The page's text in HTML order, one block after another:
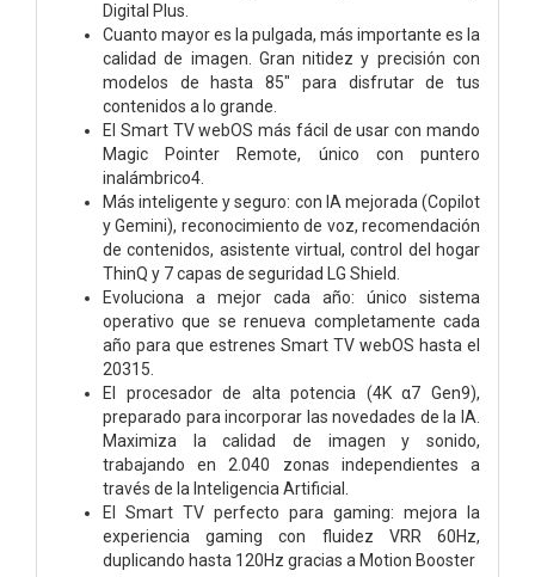
Digital Plus.
Cuanto mayor es la pulgada, más importante es la
calidad de imagen. Gran nitidez y precisión con
modelos de hasta 85" para disfrutar de tus
contenidos a lo grande.
El Smart TV webOS más fácil de usar con mando
Magic Pointer Remote, único con puntero
inalámbrico4.
Más inteligente y seguro: con IA mejorada (Copilot
y Gemini), reconocimiento de voz, recomendación
de contenidos, asistente virtual, control del hogar
ThinQ y 7 capas de seguridad LG Shield.
Evoluciona a mejor cada año: único sistema
operativo que se renueva completamente cada
año para que estrenes Smart TV webOS hasta el
20315.
El procesador de alta potencia (4K α7 Gen9),
preparado para incorporar las novedades de la IA.
Maximiza la calidad de imagen y sonido,
trabajando en 2.040 zonas independientes a
través de la Inteligencia Artificial.
El Smart TV perfecto para gaming: mejora la
experiencia gaming con fluidez VRR 60Hz,
duplicando hasta 120Hz gracias a Motion Booster